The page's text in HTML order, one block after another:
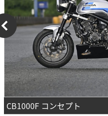
CB1000F コンセプト